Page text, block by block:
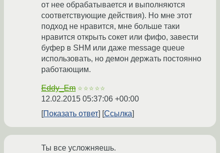
от нее обрабатывается и выполняются
соответствующие действия). Но мне этот
подход не нравится, мне больше таки
нравится открыть сокет или фифо, завести
буфер в SHM или даже message queue
использовать, но демон держать постоянно
работающим.
Eddy_Em ☆☆☆☆☆
12.02.2015 05:37:06 +00:00
Показать ответ
Ссылка
Ты все усложняешь.